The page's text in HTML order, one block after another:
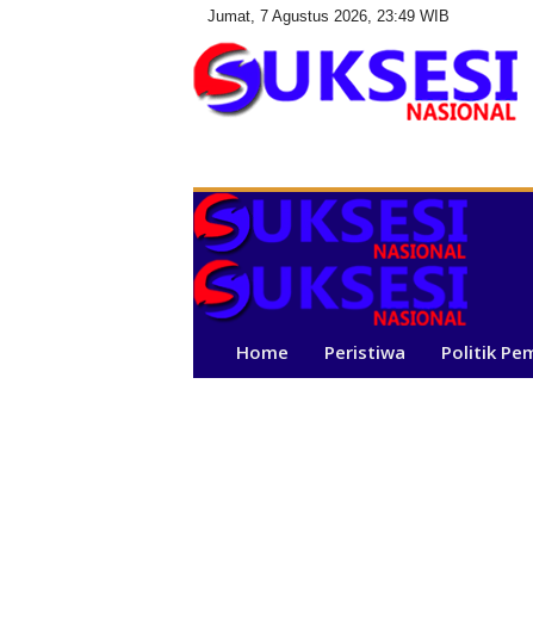
Jumat, 7 Agustus 2026, 23:49 WIB
s
e
i
N
i
Home Peristiwa Politik